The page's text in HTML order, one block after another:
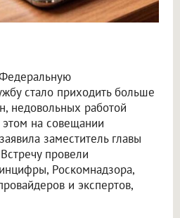
стало приходить больше
недовольных работой
на совещании
заместитель главы
провели
Роскомнадзора,
и экспертов,